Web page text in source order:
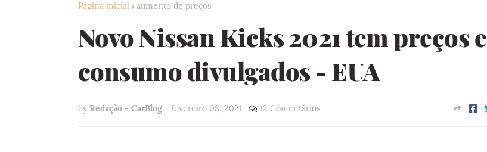
Página inicial aumento de preços
Novo Nissan Kicks 2021 tem preços e
consumo divulgados - EUA
by Redação - CarBlog - fevereiro 08, 2021 12 Comentários